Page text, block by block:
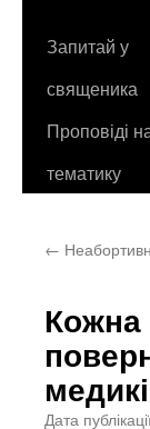
контенту
Запитай у
священика
Проповіді
тематику
←
Кожна
Дата